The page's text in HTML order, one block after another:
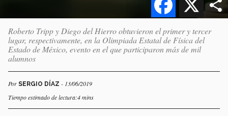
Roberto Tripp y Diego del Hierro obtuvieron el primer y tercer
lugar, respectivamente, en la Olimpiada Estatal de Física del
Estado de México, evento en el que participaron más de mil
alumnos
Por SERGIO DÍAZ - 13/06/2019
Tiempo estimado de lectura:4 mins